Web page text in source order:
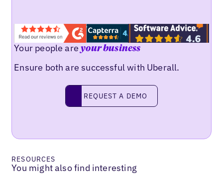
Your people areyour business
Ensure both are successful with Uberall.
Request a demo
REQUEST A DEMO
RESOURCES
You might also find interesting